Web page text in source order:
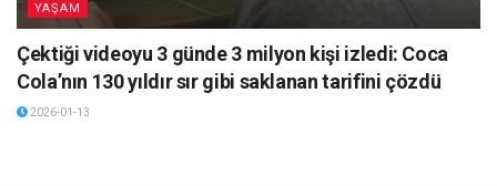
YAŞAM
Çektiği videoyu 3 günde 3 milyon kişi izledi: Coca
Cola’nın 130 yıldır sır gibi saklanan tarifini çözdü
2026-01-13